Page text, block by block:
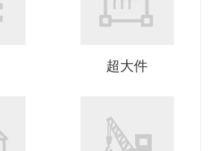
超大件